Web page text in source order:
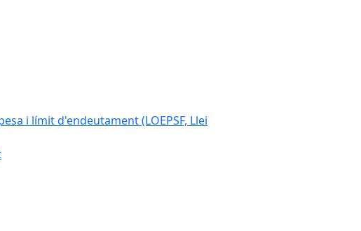
i límit d'endeutament (LOEPSF, Llei